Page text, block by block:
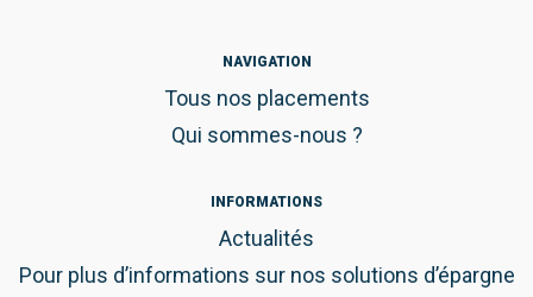
NAVIGATION
Tous nos placements
Qui sommes-nous ?
INFORMATIONS
Actualités
Pour plus d’informations sur nos solutions d’épargne